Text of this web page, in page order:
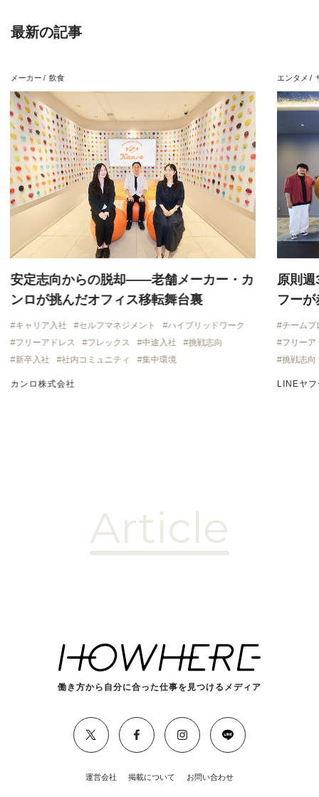
最新の記事
メーカー 飲食
安定志向からの脱却——老舗メーカー・カ
ンロが挑んだオフィス移転舞台裏
キャリア入社 セルフマネジメント
ハイブリッドワーク
フリーアドレス
フレックス 中途入社
挑戦志向
新卒入社
社内コミュニティ 集中環境
カンロ株式会社
エンタメ
原則
フー
チームプ
フリーア
挑戦志向
LINEヤ
Article
働き方から自分に合った仕事を見つけるメディア
運営会社 掲載について お問い合わせ